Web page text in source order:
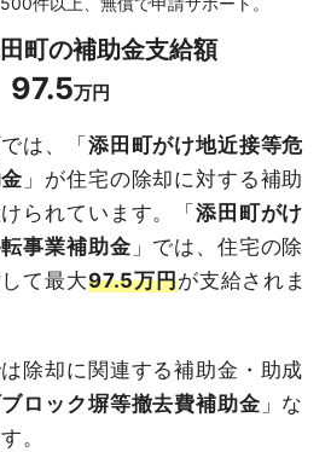
町の補助金支給額
97.5万円
は、「添田町がけ地近接等危
」が住宅の除却に対する補助
られています。「添田町がけ
事業補助金 」では、住宅の除
て最大97.5万円が支給されま
除却に関連する補助金・助成
ロック塀等撤去費補助金 」な
。